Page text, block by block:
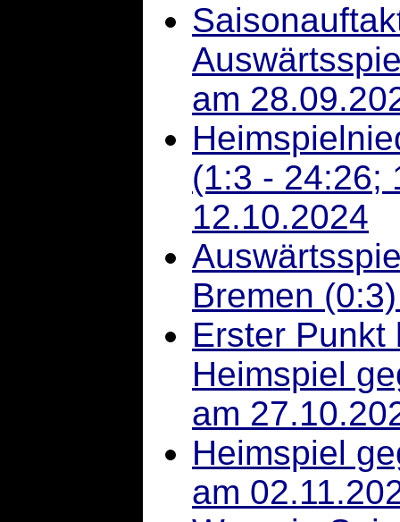
am
(1:3 - 24:26;
12.10.2024
Bremen
Erster Punkt
Heimspiel
am
Heimspiel
am